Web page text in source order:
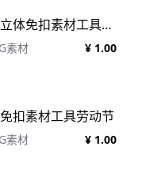
3D立体免扣素材工具劳动节模型
素材 ¥ 1.00
扣素材工具劳动节
素材 ¥ 1.00